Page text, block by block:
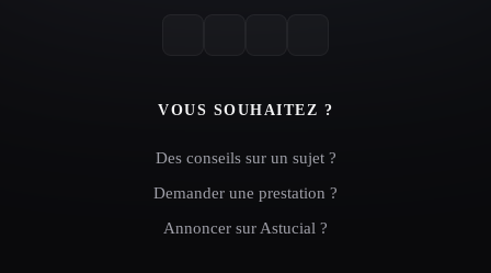
VOUS SOUHAITEZ ?
Des conseils sur un sujet ?
Demander une prestation ?
Annoncer sur Astucial ?